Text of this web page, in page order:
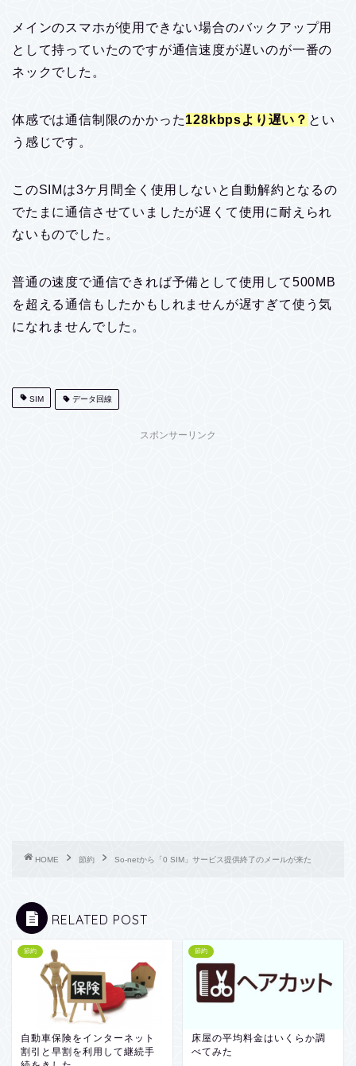
メインのスマホが使用できない場合のバックアップ用
として持っていたのですが通信速度が遅いのが一番の
ネックでした。
体感では通信制限のかかった128kbpsより遅い？ とい
う感じです。
このSIMは3ケ月間全く使用しないと自動解約となるの
でたまに通信させていましたが遅くて使用に耐えられ
ないものでした。
普通の速度で通信できれば予備として使用して500MB
を超える通信もしたかもしれませんが遅すぎて使う気
になれませんでした。
SIM データ回線
スポンサーリンク
HOME 節約 So-netから「0 SIM」サービス提供終了のメールが来た
RELATED POST
節約
自動車保険をインターネット
割引と早割を利用して継続手
節約
床屋の平均料金はいくらか調
べてみた